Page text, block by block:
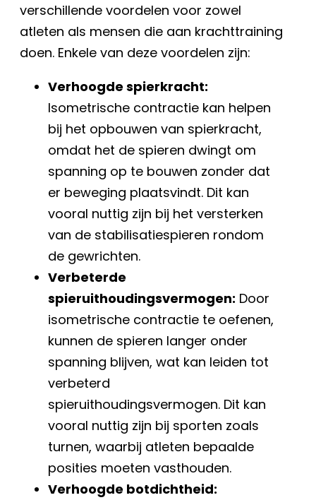
verschillende voordelen voor zowel
atleten als mensen die aan krachttraining
doen. Enkele van deze voordelen zijn:
Verhoogde spierkracht:
Isometrische contractie kan helpen
bij het opbouwen van spierkracht,
omdat het de spieren dwingt om
spanning op te bouwen zonder dat
er beweging plaatsvindt. Dit kan
vooral nuttig zijn bij het versterken
van de stabilisatiespieren rondom
de gewrichten.
Verbeterde
spieruithoudingsvermogen: Door
isometrische contractie te oefenen,
kunnen de spieren langer onder
spanning blijven, wat kan leiden tot
verbeterd
spieruithoudingsvermogen. Dit kan
vooral nuttig zijn bij sporten zoals
turnen, waarbij atleten bepaalde
posities moeten vasthouden.
Verhoogde botdichtheid: